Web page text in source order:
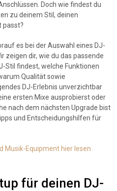
Doch wie findest du
zu deinem Stil, deinen
passt?
es bei der Auswahl eines DJ-
zeigen dir, wie du das passende
Stil findest, welche Funktionen
Qualität sowie
DJ-Erlebnis unverzichtbar
ersten Mixe ausprobierst oder
nach dem nächsten Upgrade bist
und Entscheidungshilfen für
Musik-Equipment hier lesen
für deinen DJ-